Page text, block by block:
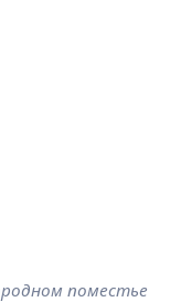
поместье